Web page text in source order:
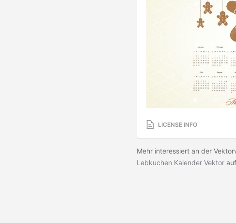
LICENSE INFO
Mehr interessiert an der
Lebkuchen Kalender Vektor